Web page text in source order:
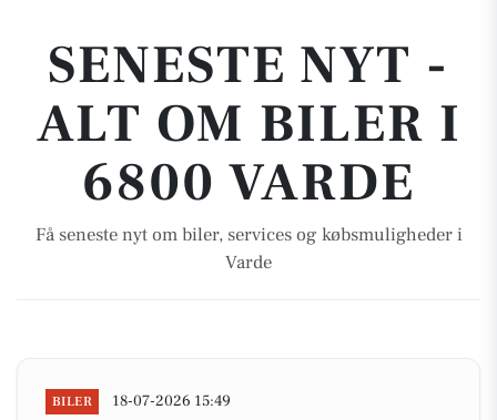
SENESTE NYT -
ALT OM BILER I
6800 VARDE
Få seneste nyt om biler, services og købsmuligheder i
Varde
BILER 18-07-2026 15:49